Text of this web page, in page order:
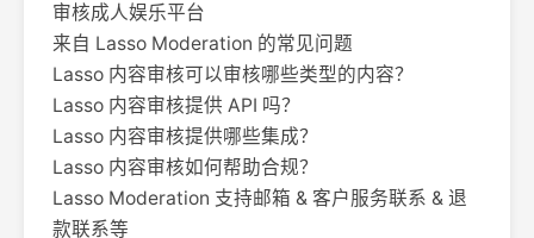
审核成人娱乐平台
来自 Lasso Moderation 的常见问题
Lasso 内容审核可以审核哪些类型的内容？
Lasso 内容审核提供 API 吗？
Lasso 内容审核提供哪些集成？
Lasso 内容审核如何帮助合规？
Lasso Moderation 支持邮箱 & 客户服务联系 & 退
款联系等